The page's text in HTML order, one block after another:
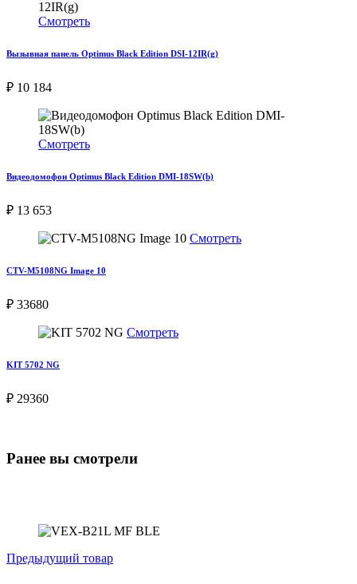
Смотреть
Вызывная панель Optimus Black Edition DSI-12IR(g)
₽ 10 184
Смотреть
Видеодомофон Optimus Black Edition DMI-18SW(b)
₽ 13 653
Смотреть
CTV-M5108NG Image 10
₽ 33680
Смотреть
KIT 5702 NG
₽ 29360
Ранее вы смотрели
Предыдущий товар